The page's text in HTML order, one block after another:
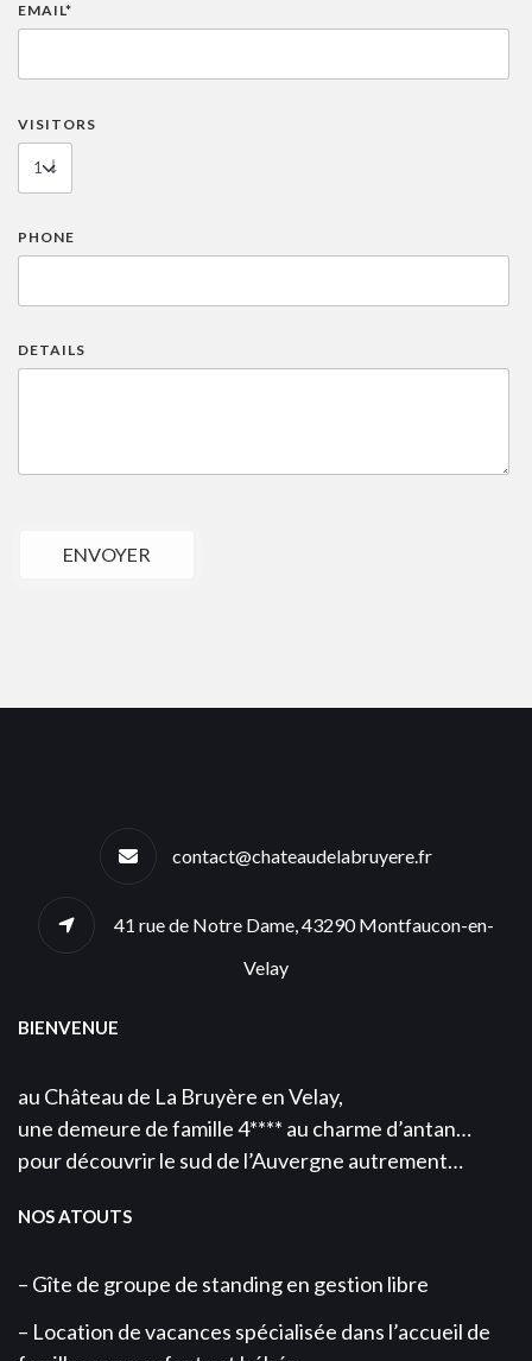
EMAIL*
VISITORS
PHONE
DETAILS
ENVOYER
contact@chateaudelabruyere.fr
41 rue de Notre Dame, 43290 Montfaucon-en-
Velay
BIENVENUE
au Château de La Bruyère en Velay,
une demeure de famille 4**** au charme d’antan…
pour découvrir le sud de l’Auvergne autrement…
NOS ATOUTS
– Gîte de groupe de standing en gestion libre
– Location de vacances spécialisée dans l’accueil de